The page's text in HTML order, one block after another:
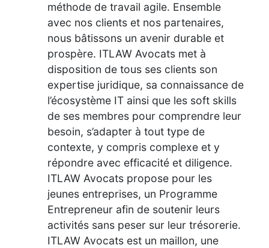
méthode de travail agile. Ensemble
avec nos clients et nos partenaires,
nous bâtissons un avenir durable et
prospère. ITLAW Avocats met à
disposition de tous ses clients son
expertise juridique, sa connaissance de
l’écosystème IT ainsi que les soft skills
de ses membres pour comprendre leur
besoin, s’adapter à tout type de
contexte, y compris complexe et y
répondre avec efficacité et diligence.
ITLAW Avocats propose pour les
jeunes entreprises, un Programme
Entrepreneur afin de soutenir leurs
activités sans peser sur leur trésorerie.
ITLAW Avocats est un maillon, une